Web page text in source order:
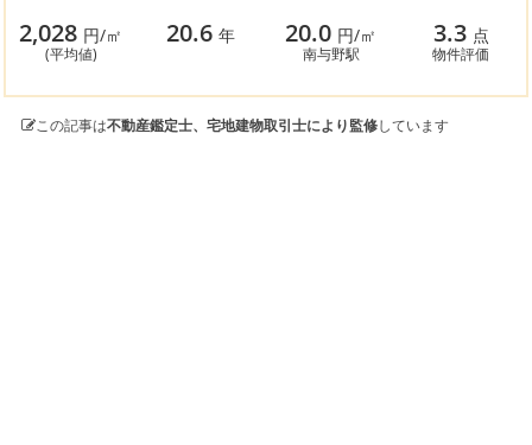
2,028 円/㎡
(平均値)
20.6年 20.0 円/㎡
南与野駅
3.3 点
物件評価
この記事は不動産鑑定士、宅地建物取引士により監修しています